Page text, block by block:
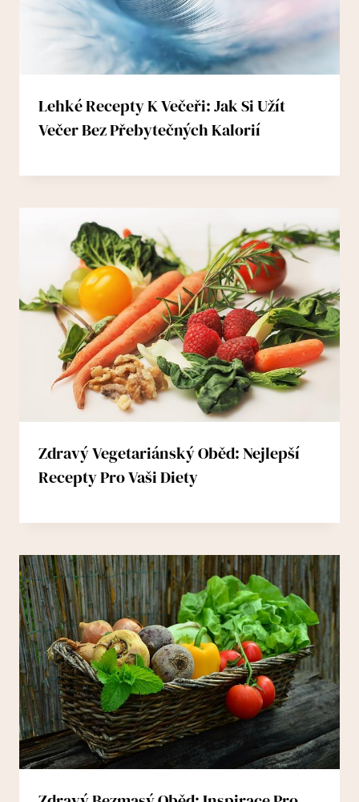
Lehké Recepty K Večeři: Jak Si Užít
Večer Bez Přebytečných Kalorií
Zdravý Vegetariánský Oběd: Nejlepší
Recepty Pro Vaši Diety